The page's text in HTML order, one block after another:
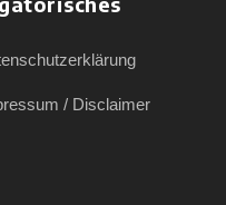
/ Disclaimer